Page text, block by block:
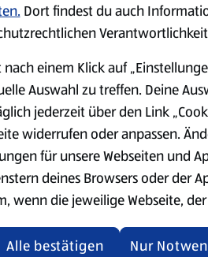
Käse
Dort findest du auch
nach einem Klick auf
Auswahl zu treffen. Deine
jederzeit über den Link
widerrufen oder anpassen.
für unsere Webseiten und
deines Browsers oder der
wenn die jeweilige Webseite,
oder geschlossen und
Nur
Alle bestätigen